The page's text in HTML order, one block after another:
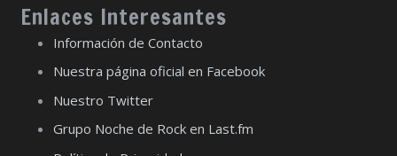
Enlaces Interesantes
Información de Contacto
Nuestra página oficial en Facebook
Nuestro Twitter
Grupo Noche de Rock en Last.fm